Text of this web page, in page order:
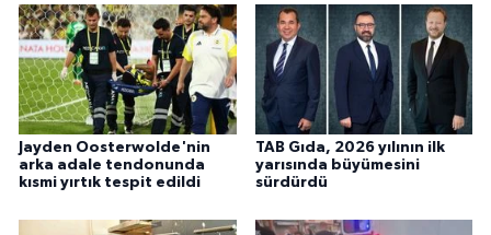
Jayden Oosterwolde'nin
arka adale tendonunda
kısmi yırtık tespit edildi
TAB Gıda, 2026 yılının ilk
yarısında büyümesini
sürdürdü
ÜLKE GÜNDEMİ
YAŞAM
YEREL
Yerel Haberler